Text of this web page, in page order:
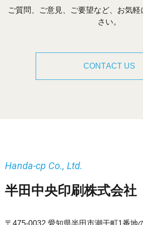
ご質問、ご意見、ご要望など、お気
さい。
CONTACT US
半田中央印刷株式会社
Handa-cp Co., Ltd.
〒475-0032 愛知県半田市潮干町1番地